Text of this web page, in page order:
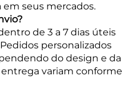
seus mercados.
de 3 a 7 dias úteis
personalizados
do design e da
variam conforme